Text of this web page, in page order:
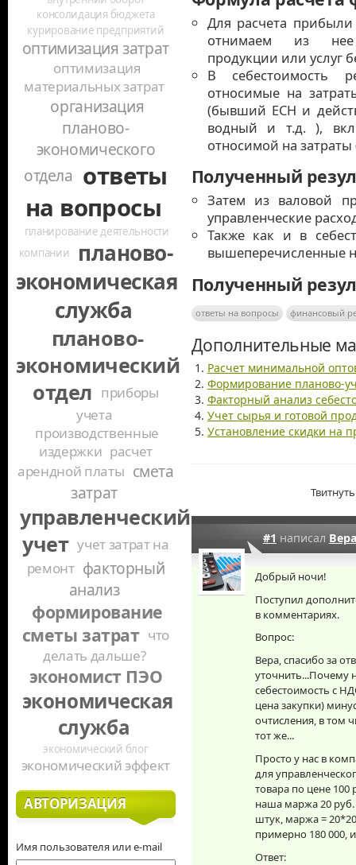
Для расчета
отнимаем из нее
продукции или услуг
В себестоимость
относимые на
(бывший ЕСН и
водный и т.д. ),
относимой на затраты
Полученный
Затем из валовой
управленческие
Также как и в
вышеперечисленные
Полученный
ответы на вопросы финансовый
Дополнительные
Расчет минимальной
Формирование планово-
Факторный анализ
Учет сырья и готовой
Установление скидки на
Твитнуть
#1 написал
Добрый ночи!
Поступил
в комментариях.
Вопрос:
Вера, спасибо за
уточнить...Почему
себестоимость с
цена закупки)
очтисления, в том
тот же...
Просто у нас в
для
товара по цене 100
наша маржа 20 руб.
штук, маржа =
примерно 180 000,
Ответ:
консолидация бюджета
курирование предприятий
оптимизация затрат
оптимизация
материальных затрат
организация
планово-
экономического
отдела ответы
на вопросы
планирование деятельности
компании
планово-
экономическая
служба
планово-
экономический
отдел приборы
учета
производственные
издержки расчет
арендной платы смета
затрат
управленческий
учет учет затрат на
ремонт факторный
анализ
формирование
сметы затрат что
делать дальше?
экономист ПЭО
экономическая
служба
экономический блог
экономический эффект
АВТОРИЗАЦИЯ
Имя пользователя или e-mail